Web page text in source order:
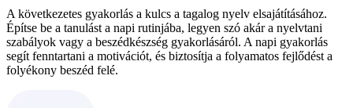
A következetes gyakorlás a kulcs a tagalog nyelv elsajátításához.
Építse be a tanulást a napi rutinjába, legyen szó akár a nyelvtani
szabályok vagy a beszédkészség gyakorlásáról. A napi gyakorlás
segít fenntartani a motivációt, és biztosítja a folyamatos fejlődést a
folyékony beszéd felé.